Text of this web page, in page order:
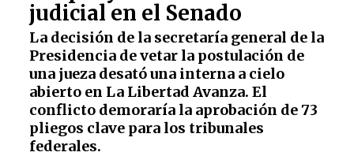
judicial en el Senado
La decisión de la secretaría general de la
Presidencia de vetar la postulación de
una jueza desató una interna a cielo
abierto en La Libertad Avanza. El
conflicto demoraría la aprobación de 73
pliegos clave para los tribunales
federales.